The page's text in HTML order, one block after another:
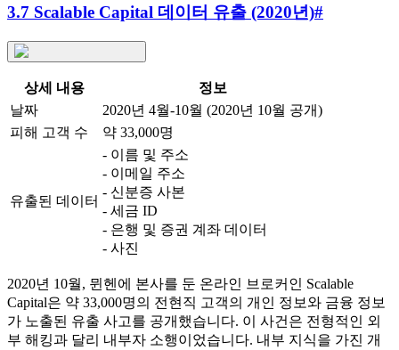
3.7 Scalable Capital 데이터 유출 (2020년)#
상세 내용
정보
날짜
2020년 4월-10월 (2020년 10월 공개)
피해 고객 수
약 33,000명
유출된 데이터
- 이름 및 주소
- 이메일 주소
- 신분증 사본
- 세금 ID
- 은행 및 증권 계좌 데이터
- 사진
2020년 10월, 뮌헨에 본사를 둔 온라인 브로커인 Scalable
Capital은 약 33,000명의 전현직 고객의 개인 정보와 금융 정보
가 노출된 유출 사고를 공개했습니다. 이 사건은 전형적인 외
부 해킹과 달리 내부자 소행이었습니다. 내부 지식을 가진 개